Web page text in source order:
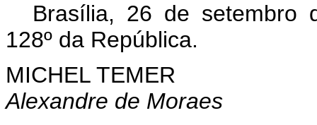
Brasília, 26 de setembro
128º da República.
MICHEL TEMER
Alexandre de Moraes